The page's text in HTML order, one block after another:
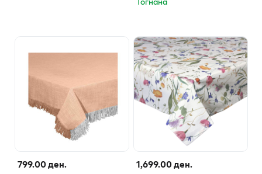
799.00 ден. 1,699.00 ден.